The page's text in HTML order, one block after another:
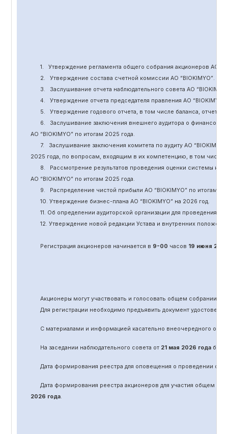
1. Утверждение регламента общего собрания акционеров АО “
2.
Утверждение состава счетной комиссии АО “BIOKIMYO”.
3.
Заслушивание отчета наблюдательного совета АО “BIOKIMYO
4.
Утверждение отчета председателя правления АО “BIOKIMYO
5.
Утверждение годового отчета, в том числе баланса, отчет о
6.
Заслушивание заключения внешнего аудитора о финансовой
АО “BIOKIMYO”по итогам 2025 года.
7.
Заслушивание заключения комитета по аудитуАО “BIOKIMYO
2025 года, по вопросам, входящим в их компетенцию, в том
8.
Рассмотрение результатов проведения оценки системы
АО “BIOKIMYO”по итогам 2025 года.
9.
Распределение чистой прибыли АО “BIOKIMYO”по итогам
10. Утверждение бизнес-плана АО “BIOKIMYO”на 2026 год.
11. Об определении аудиторской организации для проведения
12. Утверждение новой редакции Устава и внутренних
Регистрация акционеров начинается в 9-00 часов 19 июня 202
Акционеры могут участвовать и голосовать общем собрании
Для регистрации необходимо предъявить документ
С материалами и информацией касательно внеочередного
На заседании наблюдательного совета от 21 мая 2026 годабыло
Дата формирования реестра для оповещения о проведении
Дата формирования реестра акционеров для участия общем
2026 года.